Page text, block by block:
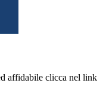
affidabile clicca nel link